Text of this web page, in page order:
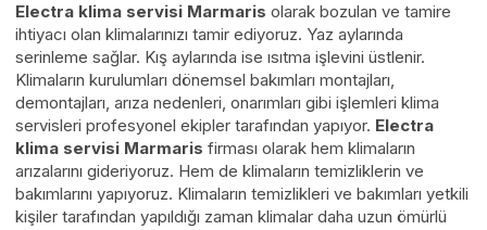
Electra klima servisi Marmaris olarak bozulan ve tamire
ihtiyacı olan klimalarınızı tamir ediyoruz. Yaz aylarında
serinleme sağlar. Kış aylarında ise ısıtma işlevini üstlenir.
Klimaların kurulumları dönemsel bakımları montajları,
demontajları, arıza nedenleri, onarımları gibi işlemleri klima
servisleri profesyonel ekipler tarafından yapıyor. Electra
klima servisi Marmaris firması olarak hem klimaların
arızalarını gideriyoruz. Hem de klimaların temizliklerin ve
bakımlarını yapıyoruz. Klimaların temizlikleri ve bakımları yetkili
kişiler tarafından yapıldığı zaman klimalar daha uzun ömürlü